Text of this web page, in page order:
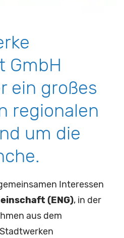
GmbH
ein großes
regionalen
um die
Interessen
(ENG), in der
aus dem